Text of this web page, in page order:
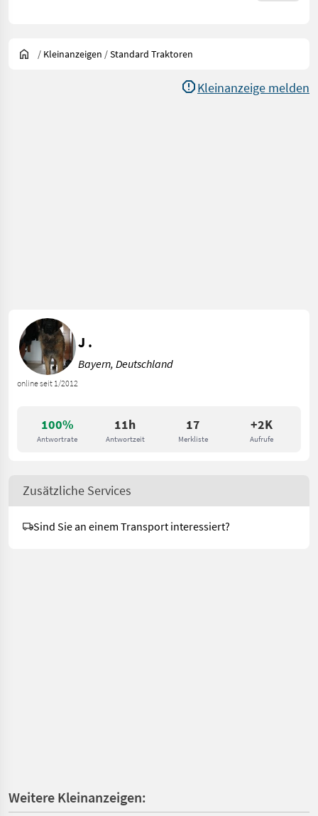
/ Kleinanzeigen /Standard Traktoren
Kleinanzeige melden
100%
Antwortrate
11h
Antwortzeit
17
Merkliste
+2K
Aufrufe
online seit 1/2012
J .
Bayern, Deutschland
Zusätzliche Services
Sind Sie an einem Transport interessiert?
Weitere Kleinanzeigen: